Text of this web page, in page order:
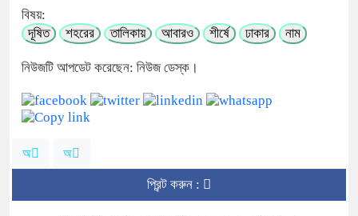
বিষয়:
দূষিত
শহরের তালিকায় আবারও শীর্ষে ঢাকার নাম
নিউজটি আপডেট করেছেন: নিউজ ডেস্ক।
অ অ
প্রিন্ট করুন :